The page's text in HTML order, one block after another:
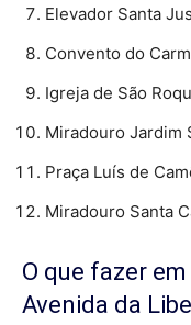
Elevador Santa
Convento do
Igreja de São
Miradouro Jardim
Praça Luís de
Miradouro Santa
O que fazer
Avenida da